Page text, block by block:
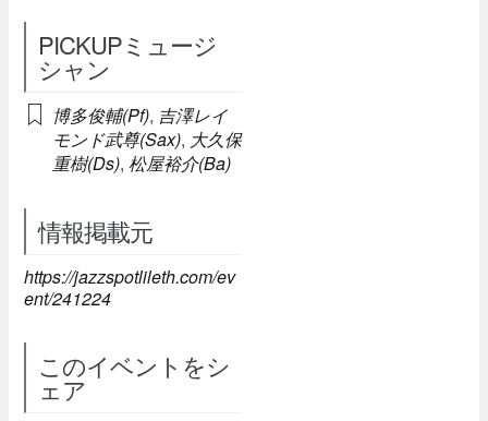
PICKUPミュージ
シャン
博多俊輔(Pf), 吉澤レイ
モンド武尊(Sax), 大久保
重樹(Ds),松屋裕介(Ba)
情報掲載元
https://jazzspotlileth.com/ev
ent/241224
このイベントをシ
ェア